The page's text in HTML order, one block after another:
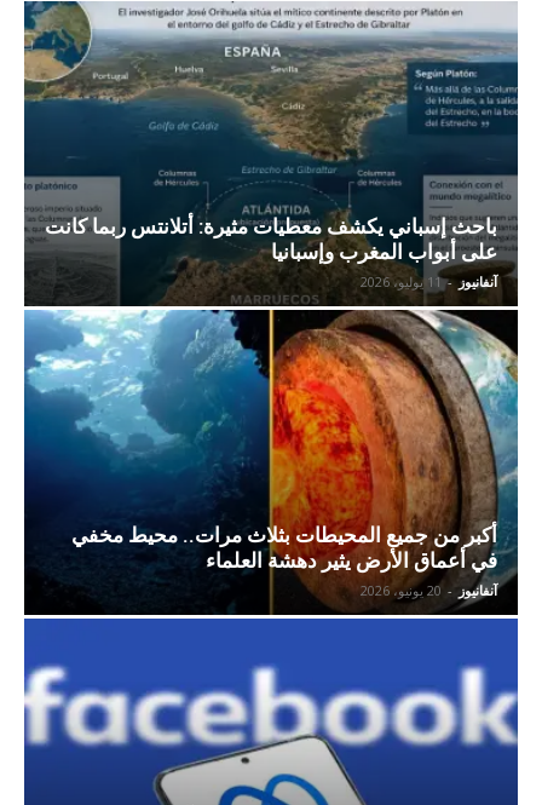
باحث إسباني يكشف معطيات مثيرة: أتلانتس ربما كانت
على أبواب المغرب وإسبانيا
آنفانيوز - 11 يوليو، 2026
أكبر من جميع المحيطات بثلاث مرات.. محيط مخفي
في أعماق الأرض يثير دهشة العلماء
آنفانيوز - 20 يونيو، 2026